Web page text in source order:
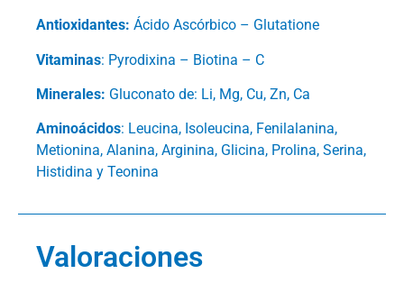
Antioxidantes: Ácido Ascórbico – Glutatione
Vitaminas: Pyrodixina – Biotina – C
Minerales: Gluconato de: Li, Mg, Cu, Zn, Ca
Aminoácidos: Leucina, Isoleucina, Fenilalanina,
Metionina, Alanina, Arginina, Glicina, Prolina, Serina,
Histidina y Teonina
Valoraciones